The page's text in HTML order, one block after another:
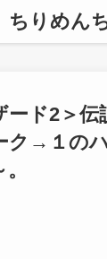
ちりめん
ード2＞伝
ク→１の